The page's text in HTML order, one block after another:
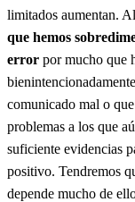
limitados aumentan.
que hemos
error por mucho que
comunicado mal o
problemas a los que
suficiente evidencias
positivo. Tendremos
depende mucho de